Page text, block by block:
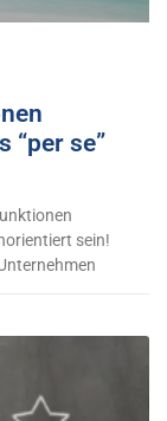
“per se”
sein!